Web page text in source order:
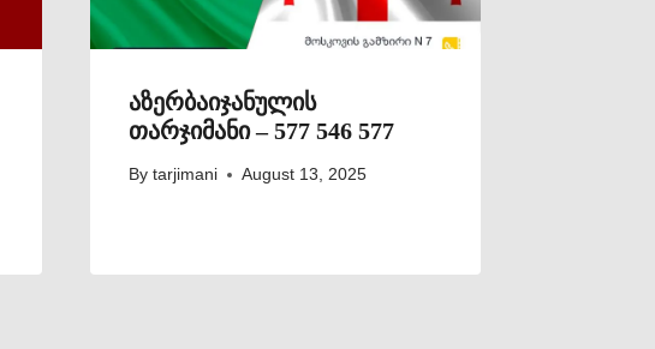
აზერბაიჯანულის
თარჯიმანი – 577 546 577
By tarjimani August 13, 2025